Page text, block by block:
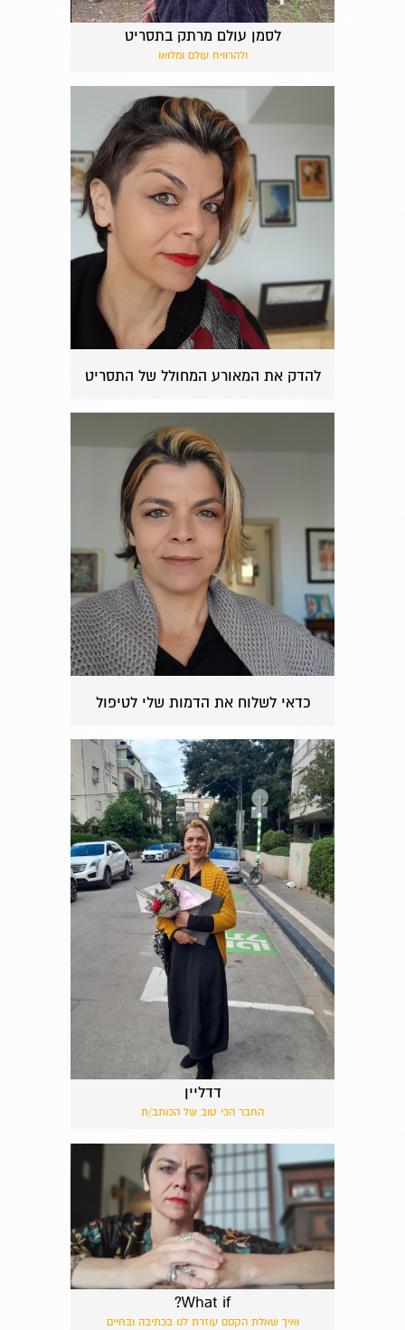
לסמן עולם מרתק בתסריט
ולהרוויח עולם ומלואו
להדק את המאורע המחולל של התסריט
כדאי לשלוח את הדמות שלי לטיפול
פסיכולוגי?
דדליין
החבר הכי טוב של הכותב/ת
What if?
ואיך שאלת הקסם עוזרת לנו בכתיבה ובחיים